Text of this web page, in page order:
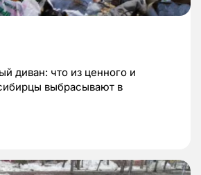
диван: что из ценного и
выбрасывают в